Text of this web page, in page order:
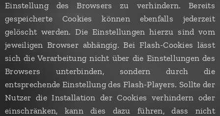
Einstellung des Browsers zu verhindern. Bereits
gespeicherte Cookies können ebenfalls jederzeit
gelöscht werden. Die Einstellungen hierzu sind vom
jeweiligen Browser abhängig. Bei Flash-Cookies lässt
sich die Verarbeitung nicht über die Einstellungen des
Browsers unterbinden, sondern durch die
entsprechende Einstellung des Flash-Players. Sollte der
Nutzer die Installation der Cookies verhindern oder
einschränken, kann dies dazu führen, dass nicht